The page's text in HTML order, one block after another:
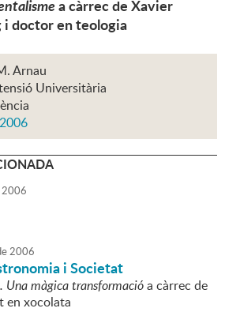
a càrrec de Xavier
doctor en teologia
Arnau
Universitària
2006
2006
i Societat
Una màgica transformacióa càrrec de
en xocolata